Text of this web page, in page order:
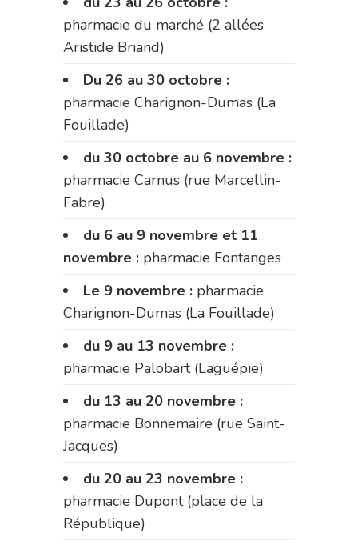
pharmacie du marché (2 allées
Aristide Briand)
Du 26 au 30 octobre :
pharmacie Charignon-Dumas (La
Fouillade)
du 30 octobre au 6 novembre :
pharmacie Carnus (rue Marcellin-
Fabre)
du 6 au 9 novembre et 11
novembre : pharmacie Fontanges
Le 9 novembre : pharmacie
Charignon-Dumas (La Fouillade)
du 9 au 13 novembre :
pharmacie Palobart (Laguépie)
du 13 au 20 novembre :
pharmacie Bonnemaire (rue Saint-
Jacques)
du 20 au 23 novembre :
pharmacie Dupont (place de la
République)